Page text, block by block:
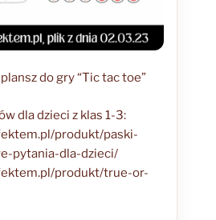
do gry “Tic tac toe”
dla dzieci z klas 1-3:
produkt/paski-
pytania-dla-dzieci/
produkt/true-or-